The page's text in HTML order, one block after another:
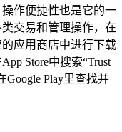
作便捷性也是它的一
交易和管理操作，在
应用商店中进行下载
Store中搜索“Trust
Play里查找并